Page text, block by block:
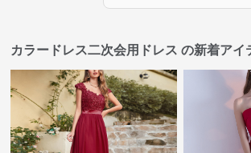
カラードレス二次会用ドレス の新着アイ